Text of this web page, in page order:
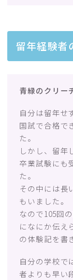
留年経験者
青緑のクリー
自分は留年せ
国試で合格で
た。
しかし、留年
卒業試験にも
た。
その中には長
もいました。
なので105回
になにか伝え
の体験記を書
自分の学校で
者よりも早い